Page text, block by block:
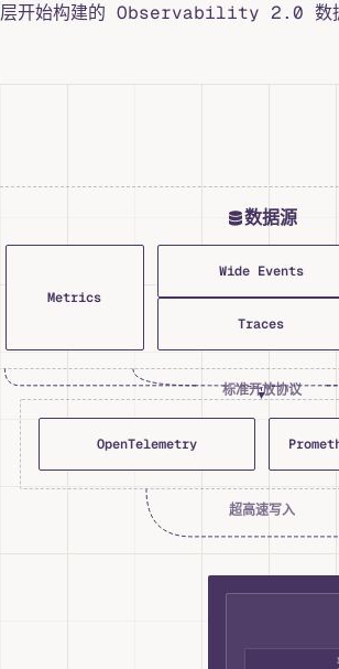
层开始构建的 Observability 2.0 数据
数据源
Metrics
Wide Events
Traces
标准开放协议
OpenTelemetry
超高速写入